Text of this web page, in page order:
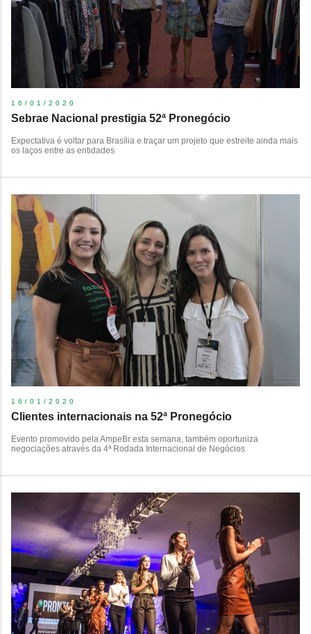
16/01/2020
Sebrae Nacional prestigia 52ª Pronegócio
Expectativa é voltar para Brasília e traçar um projeto que estreite ainda mais
os laços entre as entidades
16/01/2020
Clientes internacionais na 52ª Pronegócio
Evento promovido pela AmpeBr esta semana, também oportuniza
negociações através da 4ª Rodada Internacional de Negócios